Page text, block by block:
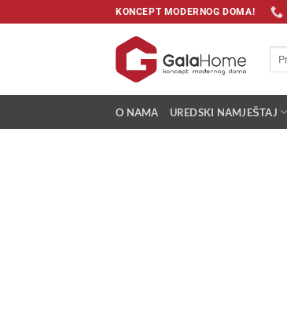
to
KONCEPT MODERNOG DOMA!
O NAMA UREDSKI NAMJEŠTAJ